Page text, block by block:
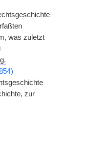
was zuletzt
zur